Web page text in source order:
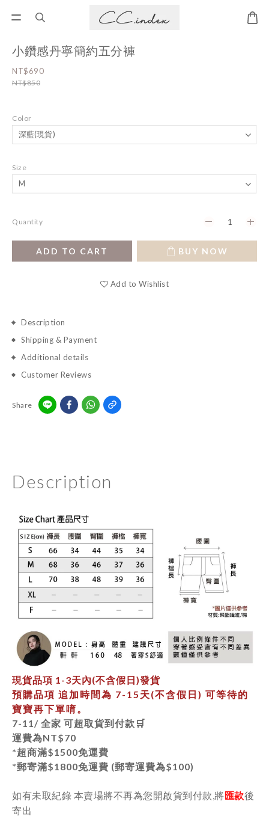
小鑽感丹寧簡約五分褲
NT$690
NT$850
Color
Size
Quantity
ADD TO CART BUY NOW
Add to Wishlist
Description
Shipping & Payment
Additional details
Customer Reviews
Share
Description
現貨品項 1-3天內(不含假日)發貨
預購品項 追加時間為 7-15天(不含假日) 可等待的
寶寶再下單唷。
7-11/ 全家 可超取貨到付款🛒
運費為NT$70
*超商滿$1500免運費
*郵寄滿$1800免運費 (郵寄運費為$100)
如有未取紀錄 本賣場將不再為您開啟貨到付款,將匯款後
寄出